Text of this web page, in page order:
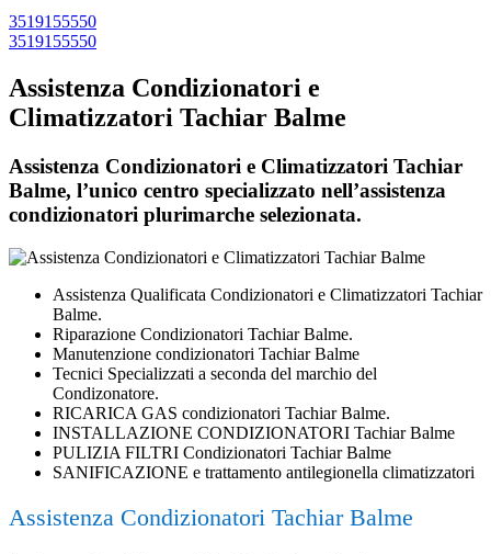
3519155550
3519155550
Assistenza Condizionatori e
Climatizzatori Tachiar Balme
Assistenza Condizionatori e Climatizzatori Tachiar
Balme, l’unico centro specializzato nell’assistenza
condizionatori plurimarche selezionata.
Assistenza Qualificata Condizionatori e Climatizzatori Tachiar
Balme.
Riparazione Condizionatori Tachiar Balme.
Manutenzione condizionatori Tachiar Balme
Tecnici Specializzati a seconda del marchio del
Condizonatore.
RICARICA GAS condizionatori Tachiar Balme.
INSTALLAZIONE CONDIZIONATORI Tachiar Balme
PULIZIA FILTRI Condizionatori Tachiar Balme
SANIFICAZIONE e trattamento antilegionella climatizzatori
Assistenza Condizionatori Tachiar Balme